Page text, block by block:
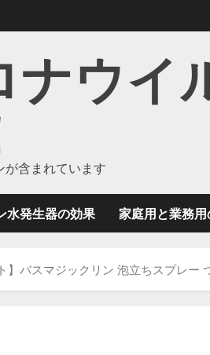
ウイ
が含まれています
水発生器の効果 家庭用と業務
】バスマジックリン 泡立ちスプレー